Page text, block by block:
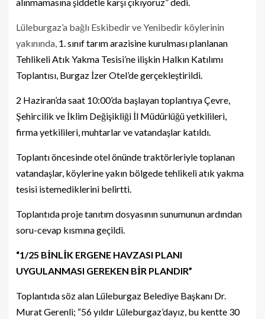
Lüleburgaz’a bağlı Eskibedir ve Yenibedir köylerinin
yakınında, 1. sınıf tarım arazisine kurulması planlanan
Tehlikeli Atık Yakma Tesisi’ne ilişkin Halkın Katılımı
Toplantısı, Burgaz İzer Otel’de gerçekleştirildi.
2 Haziran’da saat 10:00’da başlayan toplantıya Çevre,
Şehircilik ve İklim Değişikliği İl Müdürlüğü yetkilileri,
firma yetkilileri, muhtarlar ve vatandaşlar katıldı.
Toplantı öncesinde otel önünde traktörleriyle toplanan
vatandaşlar, köylerine yakın bölgede tehlikeli atık yakma
tesisi istemediklerini belirtti.
Toplantıda proje tanıtım dosyasının sunumunun ardından
soru-cevap kısmına geçildi.
“1/25 BİNLİK ERGENE HAVZASI PLANI
UYGULANMASI GEREKEN BİR PLANDIR”
Toplantıda söz alan Lüleburgaz Belediye Başkanı Dr.
Murat Gerenli; “56 yıldır Lüleburgaz’dayız, bu kentte 30